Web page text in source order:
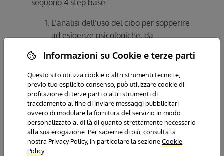
seguono 4 step base .
L’analisi dell’uso del cibo per sopperire
ad esigenze psicologiche, da
fiori di Bach
La valutazione dell’influenza ormonale
sulla distribuzione del grasso corporeo
( si differenzia la morfologia del corpo
in mela, pera, peperone)
La valutazione del metabolismo
energetico ( cioè le calorie utilizzate
giornalmente) e del metabolismo
Informazioni su Cookie e terze parti
Questo sito utilizza cookie o altri strumenti tecnici e,
previo tuo esplicito consenso, può utilizzare cookie di
profilazione di terze parti o altri strumenti di
tracciamento al fine di inviare messaggi pubblicitari
ovvero di modulare la fornitura del servizio in modo
personalizzato al di là di quanto strettamente necessario
alla sua erogazione. Per saperne di più, consulta la
nostra Privacy Policy, in particolare la sezioneCookie
Policy.